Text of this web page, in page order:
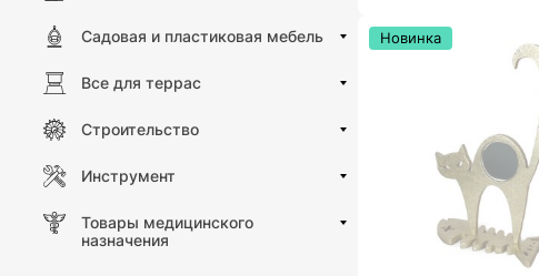
Садовая и пластиковая мебель
Все для террас
Строительство
Инструмент
Товары медицинского
назначения
Новинка